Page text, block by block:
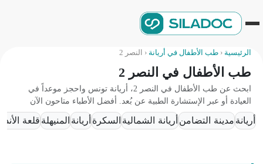
الرئيسية‹طب الأطفال في أريانة‹النصر 2
طب الأطفال في النصر 2
ابحث عن طب الأطفال في النصر 2، أريانة تونس واحجز موعداً في
العيادة أو عبر الإستشارة الطبية عن بُعد. أفضل الأطباء متاحون الآن
أريانة مدينة التضامنأريانة الشماليةالسكرة أريانة المنيهلةقلعة